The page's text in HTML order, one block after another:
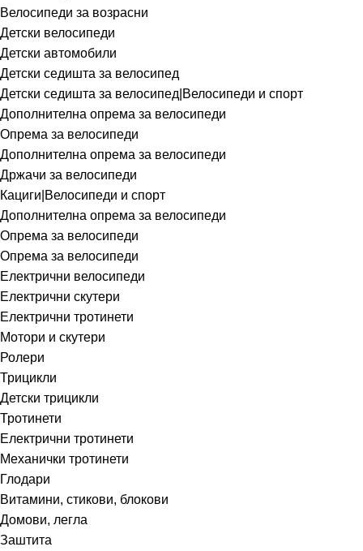
Велосипеди за возрасни
Детски велосипеди
Детски автомобили
Детски седишта за велосипед
Детски седишта за велосипед|Велосипеди и спорт
Дополнителна опрема за велосипеди
Опрема за велосипеди
Дополнителна опрема за велосипеди
Држачи за велосипеди
Кациги|Велосипеди и спорт
Дополнителна опрема за велосипеди
Опрема за велосипеди
Опрема за велосипеди
Електрични велосипеди
Електрични скутери
Електрични тротинети
Мотори и скутери
Ролери
Трицикли
Детски трицикли
Тротинети
Електрични тротинети
Механички тротинети
Глодари
Витамини, стикови, блокови
Домови, легла
Заштита